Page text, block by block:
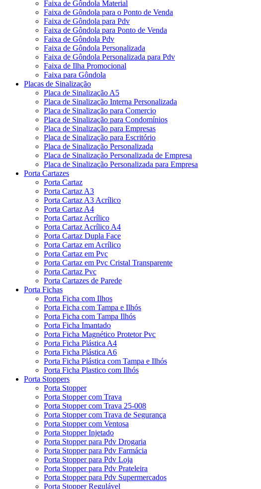
Faixa de Gôndola Material
Faixa de Gôndola para o Ponto de Venda
Faixa de Gôndola para Pdv
Faixa de Gôndola para Ponto de Venda
Faixa de Gôndola Pdv
Faixa de Gôndola Personalizada
Faixa de Gôndola Personalizada para Pdv
Faixa de Ilha Promocional
Faixa para Gôndola
Placas de Sinalização
Placa de Sinalização A5
Placa de Sinalização Interna Personalizada
Placa de Sinalização para Comercio
Placa de Sinalização para Condomínios
Placa de Sinalização para Empresas
Placa de Sinalização para Escritório
Placa de Sinalização Personalizada
Placa de Sinalização Personalizada de Empresa
Placa de Sinalização Personalizada para Empresa
Porta Cartazes
Porta Cartaz
Porta Cartaz A3
Porta Cartaz A3 Acrílico
Porta Cartaz A4
Porta Cartaz Acrílico
Porta Cartaz Acrílico A4
Porta Cartaz Dupla Face
Porta Cartaz em Acrílico
Porta Cartaz em Pvc
Porta Cartaz em Pvc Cristal Transparente
Porta Cartaz Pvc
Porta Cartazes de Parede
Porta Fichas
Porta Ficha com Ilhos
Porta Ficha com Tampa e Ilhós
Porta Ficha com Tampa Ilhós
Porta Ficha Imantado
Porta Ficha Magnético Protetor Pvc
Porta Ficha Plástica A4
Porta Ficha Plástica A6
Porta Ficha Plástica com Tampa e Ilhós
Porta Ficha Plastico com Ilhós
Porta Stoppers
Porta Stopper
Porta Stopper com Trava
Porta Stopper com Trava 25-008
Porta Stopper com Trava de Segurança
Porta Stopper com Ventosa
Porta Stopper Injetado
Porta Stopper para Pdv Drogaria
Porta Stopper para Pdv Farmácia
Porta Stopper para Pdv Loja
Porta Stopper para Pdv Prateleira
Porta Stopper para Pdv Supermercados
Porta Stopper Regulável